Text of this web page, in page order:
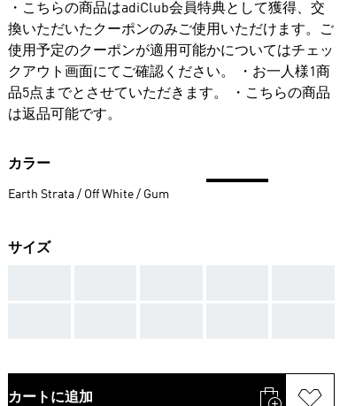
・こちらの商品はadiClub会員特典として獲得、交
換いただいたクーポンのみご使用いただけます。ご
使用予定のクーポンが適用可能かについてはチェッ
クアウト画面にてご確認ください。 ・お一人様1商
品5点までとさせていただきます。 ・こちらの商品
は返品可能です。
カラー
Earth Strata / Off White / Gum
サイズ
カートに追加